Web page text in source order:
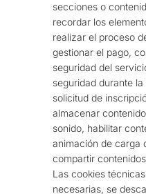
secciones o
recordar los
realizar el proceso
gestionar el pago,
seguridad del
seguridad durante
solicitud de
almacenar
sonido, habilitar
animación de carga
compartir
Las cookies
necesarias, se